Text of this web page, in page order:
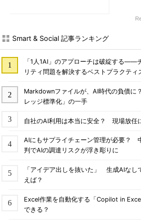
Smart & Social 記事ランキング
「1人1AI」のアプローチは破綻する――
リティ問題を解決するベストプラクティ
Markdownファイルが、AI時代の負債
レッジ標準化」の一手
自社のAI利用は本当に安全？ 現場放任
AIにもサプライチェーン管理が必要？
判でAIの調達リスクが浮き彫りに
「アイデア出しを抜いた」 生成AIなし
えば？
Excel作業を自動化する「Copilot in
できる？